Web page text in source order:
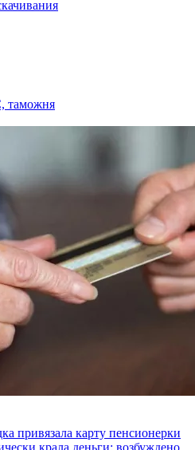
таможня
привязала карту пенсионерки
крала деньги: возбуждено